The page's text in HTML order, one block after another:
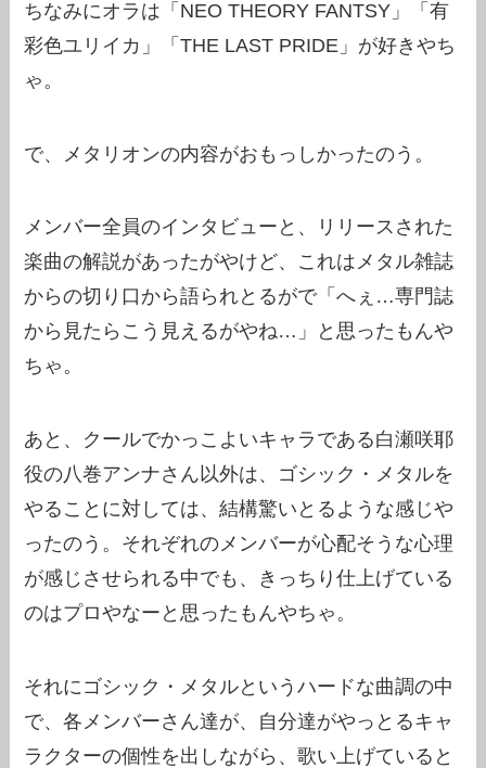
ちなみにオラは「NEO THEORY FANTSY」「有
彩色ユリイカ」「THE LAST PRIDE」が好きやち
ゃ。
で、メタリオンの内容がおもっしかったのう。
メンバー全員のインタビューと、リリースされた
楽曲の解説があったがやけど、これはメタル雑誌
からの切り口から語られとるがで「へぇ…専門誌
から見たらこう見えるがやね…」と思ったもんや
ちゃ。
あと、クールでかっこよいキャラである白瀬咲耶
役の八巻アンナさん以外は、ゴシック・メタルを
やることに対しては、結構驚いとるような感じや
ったのう。それぞれのメンバーが心配そうな心理
が感じさせられる中でも、きっちり仕上げている
のはプロやなーと思ったもんやちゃ。
それにゴシック・メタルというハードな曲調の中
で、各メンバーさん達が、自分達がやっとるキャ
ラクターの個性を出しながら、歌い上げていると